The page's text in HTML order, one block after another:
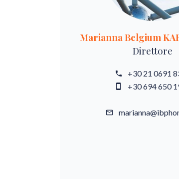
Marianna Belgium
Direttore
+30 21 0691
+30 694 650